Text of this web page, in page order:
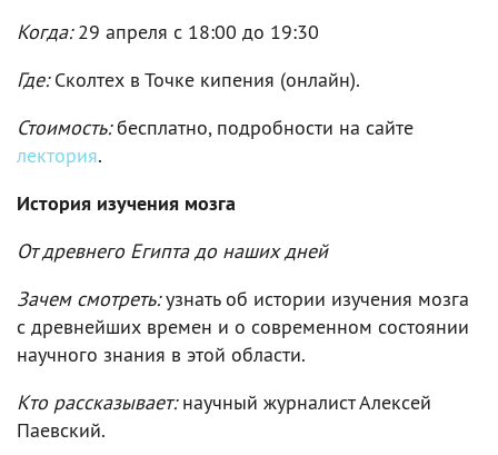
Когда:29 апреля c 18:00 до 19:30
Где:Сколтех в Точке кипения (онлайн).
Стоимость:бесплатно, подробности на сайте
лектория.
История изучения мозга
От древнего Египта до наших дней
Зачем смотреть:узнать об истории изучения мозга
с древнейших времен и о современном состоянии
научного знания в этой области.
Кто рассказывает:научный журналист Алексей
Паевский.